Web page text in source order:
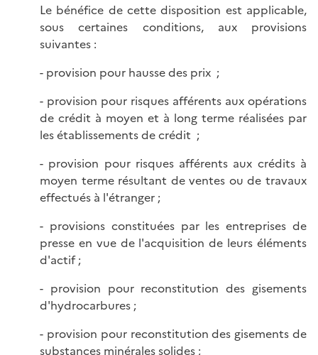
Le bénéfice de cette disposition est applicable,
sous certaines conditions, aux provisions
suivantes :
- provision pour hausse des prix ;
- provision pour risques afférents aux opérations
de crédit à moyen et à long terme réalisées par
les établissements de crédit ;
- provision pour risques afférents aux crédits à
moyen terme résultant de ventes ou de travaux
effectués à l'étranger ;
- provisions constituées par les entreprises de
presse en vue de l'acquisition de leurs éléments
d'actif ;
- provision pour reconstitution des gisements
d'hydrocarbures ;
- provision pour reconstitution des gisements de
substances minérales solides ;